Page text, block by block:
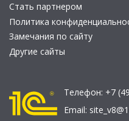
Стать партнером
Политика
Замечания по сайту
Другие сайты
Телефон: +7
Email: